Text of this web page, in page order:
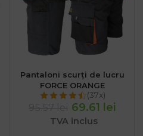
Pantaloni scurți de lucru
FORCE ORANGE
(37x)
69.61 lei
TVA inclus